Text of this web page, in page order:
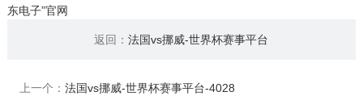
东电子”官网
返回：法国vs挪威-世界杯赛事平台
上一个： 法国vs挪威-世界杯赛事平台-4028